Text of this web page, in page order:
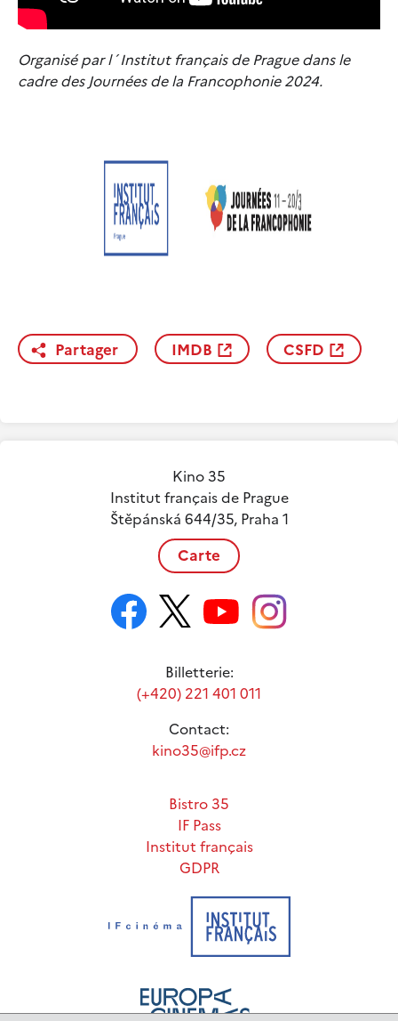
Organisé par l´Institut français de Prague dans le
cadre des Journées de la Francophonie 2024.
Partager IMDB CSFD
Kino 35
Institut français de Prague
Štěpánská 644/35, Praha 1
Carte
Billetterie:
(+420) 221 401 011
Contact:
kino35@ifp.cz
Bistro 35
IF Pass
Institut français
GDPR